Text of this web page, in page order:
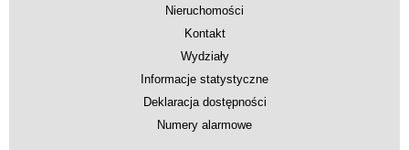
Nieruchomości
Kontakt
Wydziały
Informacje statystyczne
Deklaracja dostępności
Numery alarmowe